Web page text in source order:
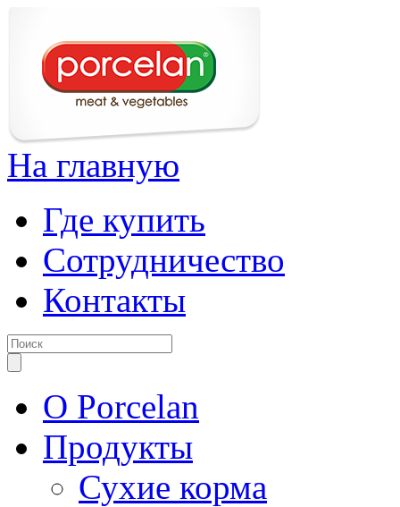
На главную
Где купить
Сотрудничество
Контакты
О Porcelan
Продукты
Сухие корма